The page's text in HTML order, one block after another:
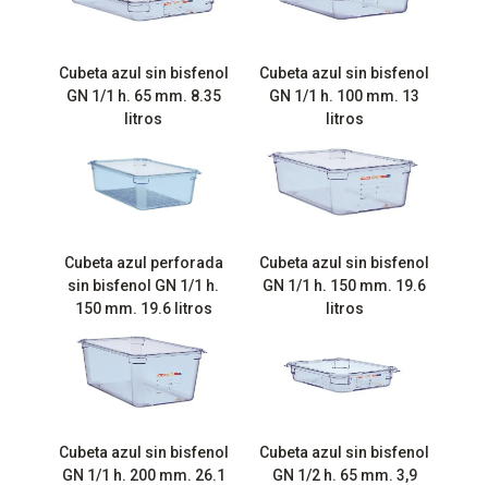
Cubeta azul sin bisfenol
GN 1/1 h. 65 mm. 8.35
litros
Cubeta azul sin bisfenol
GN 1/1 h. 100 mm. 13
litros
Cubeta azul perforada
sin bisfenol GN 1/1 h.
150 mm. 19.6 litros
Cubeta azul sin bisfenol
GN 1/1 h. 150 mm. 19.6
litros
Cubeta azul sin bisfenol
GN 1/1 h. 200 mm. 26.1
Cubeta azul sin bisfenol
GN 1/2 h. 65 mm. 3,9